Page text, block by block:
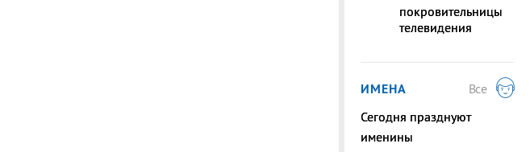
покровительницы
телевидения
ИМЕНА
Все
Сегодня празднуют
именины